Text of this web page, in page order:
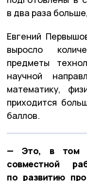
в два раза
Евгений
выросло
предметы
научной
математику,
приходится
баллов.
— Это, в том
совместной
по развитию